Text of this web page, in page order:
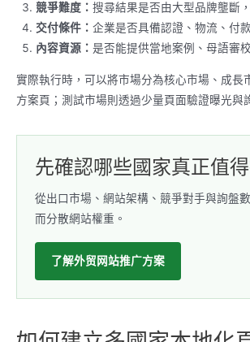
競爭難度： 搜尋結果是否由大型品牌壟斷
交付條件： 企業是否具備認證、物流、付
內容資源： 是否能提供當地案例、母語審
實際執行時，可以將市場分為核心市場、成
方案頁；測試市場則透過少量頁面驗證曝光與
先確認哪些國家真正值
從出口市場、網站架構、競爭對手與詢盤
而分散網站權重。
了解外贸网站推广方案